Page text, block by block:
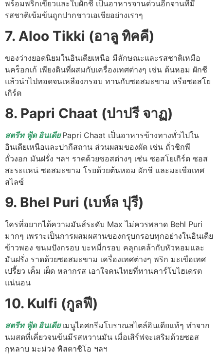
พร้อมพริกเขียวและใบผักชี เป็นอาหารจานด่วนอีกจานที่มี
รสชาติเข้มข้นถูกปากชาวเอเชียอย่างเราๆ
7. Aloo Tikki (อาลู ทิคคี)
ของว่างยอดนิยมในอินเดียเหนือ มีลักษณะและรสชาติเหมือ
นคร็อกเก้ เพียงดินที่ผสมกับเครื่องเทศต่างๆ เช่น ต้นหอม ผักชี
แล้วนำไปทอดจนเหลืองกรอบ ทานกับซอสมะขาม หรือซอสโย
เกิร์ต
8. Papri Chaat (ปาปรี จาฏ)
สตรีท ฟู้ด อินเดียPapri Chaat เป็นอาหารข้างทางทั่วไปใน
อินเดียเหนือและปากีสถาน ส่วนผสมของผัด เช่น ถั่วชิกพี
ถั่วงอก มันฝรั่ง ฯลฯ ราดด้วยซอสต่างๆ เช่น ซอสโยเกิร์ต ซอส
สะระแหน่ ซอสมะขาม โรยด้วยต้นหอม ผักชี และมะเขือเทศ
สไลซ์
9. Bhel Puri (เบห์ล ปุรี)
ใครที่อยากได้ความมันส์ระดับ Max ไม่ควรพลาด Behl Puri
มากๆ เพราะเป็นการผสมผสานของกรุบกรอบทุกอย่างในอินเดีย
ข้าวพอง ขนมปังกรอบ บะหมี่กรอบ คลุกเคล้ากับหัวหอมและ
มันฝรั่ง ราดด้วยซอสมะขาม เครื่องเทศต่างๆ พริก มะเขือเทศ
เปรี้ยว เค็ม เผ็ด หลากรส เอาใจคนไทยที่ทานคาร์โบไฮเดรต
แน่นอน
10. Kulfi (กูลฟี)
สตรีท ฟู้ด อินเดียเมนูไอศกรีมโบราณสไตล์อินเดียแท้ๆ ทำจาก
นมสดที่เคี่ยวจนข้นมีรสหวานมัน เมื่อเสิร์ฟจะเสริมด้วยซอส
กุหลาบ มะม่วง พิสตาชิโอ ฯลฯ